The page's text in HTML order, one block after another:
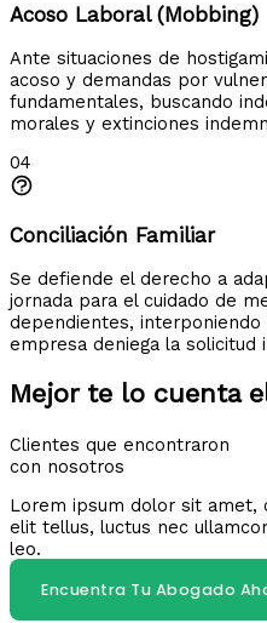
Acoso Laboral (Mobbing)
Ante situaciones de
acoso y demandas por
fundamentales, buscando
morales y extinciones
04
Conciliación Familiar
Se defiende el derecho a
jornada para el cuidado de
dependientes, interponiendo
empresa deniega la solicitud
Mejor te lo cuenta
Clientes que encontraron
con nosotros
Lorem ipsum dolor sit amet,
elit tellus, luctus nec
leo.
Encuentra Tu Abogado